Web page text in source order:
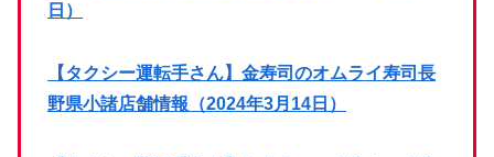
日）
【タクシー運転手さん】金寿司のオムライ寿司長
野県小諸店舗情報（2024年3月14日）